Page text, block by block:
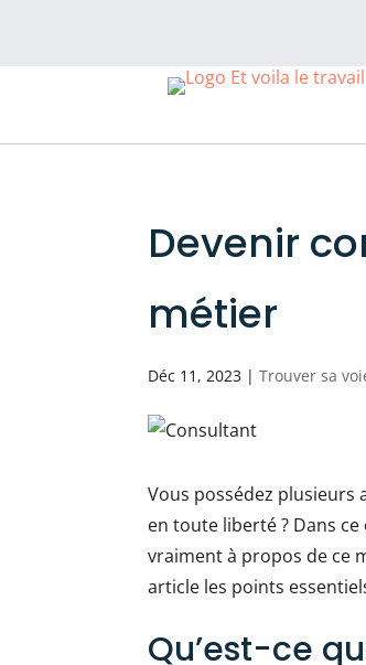
Devenir
métier
Déc 11, 2023 |Trouver sa
Vous possédez plusieurs
en toute liberté ? Dans
vraiment à propos de ce
article les points
Qu’est-ce